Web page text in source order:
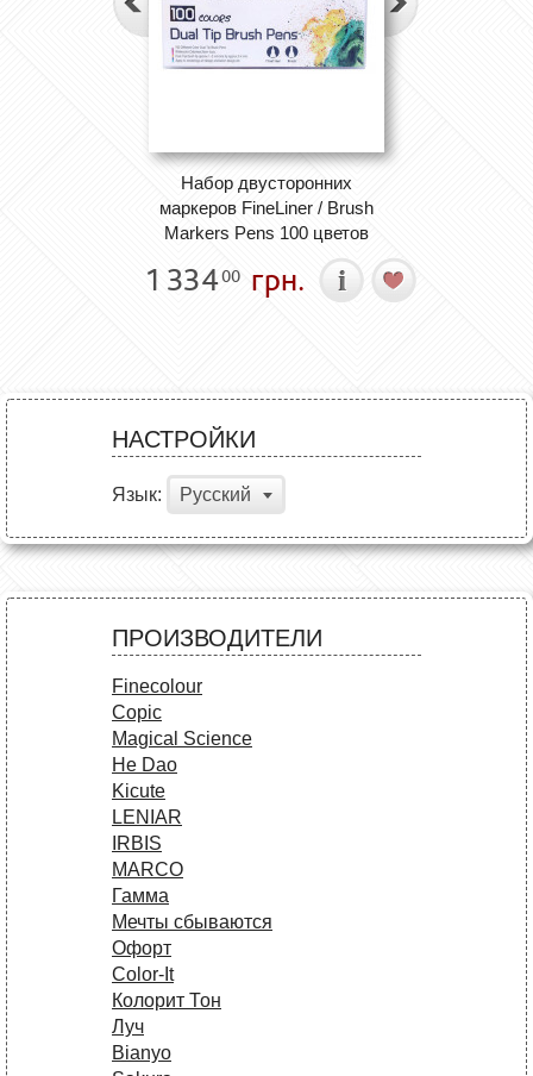
Набор двусторонних
маркеров FineLiner / Brush
Markers Pens 100 цветов
1 33400 грн.
НАСТРОЙКИ
Язык: Русский
ПРОИЗВОДИТЕЛИ
Finecolour
Copic
Magical Science
He Dao
Kicute
LENIAR
IRBIS
MARCO
Гамма
Мечты сбываются
Офорт
Сolor-It
Колорит Тон
Луч
Bianyo